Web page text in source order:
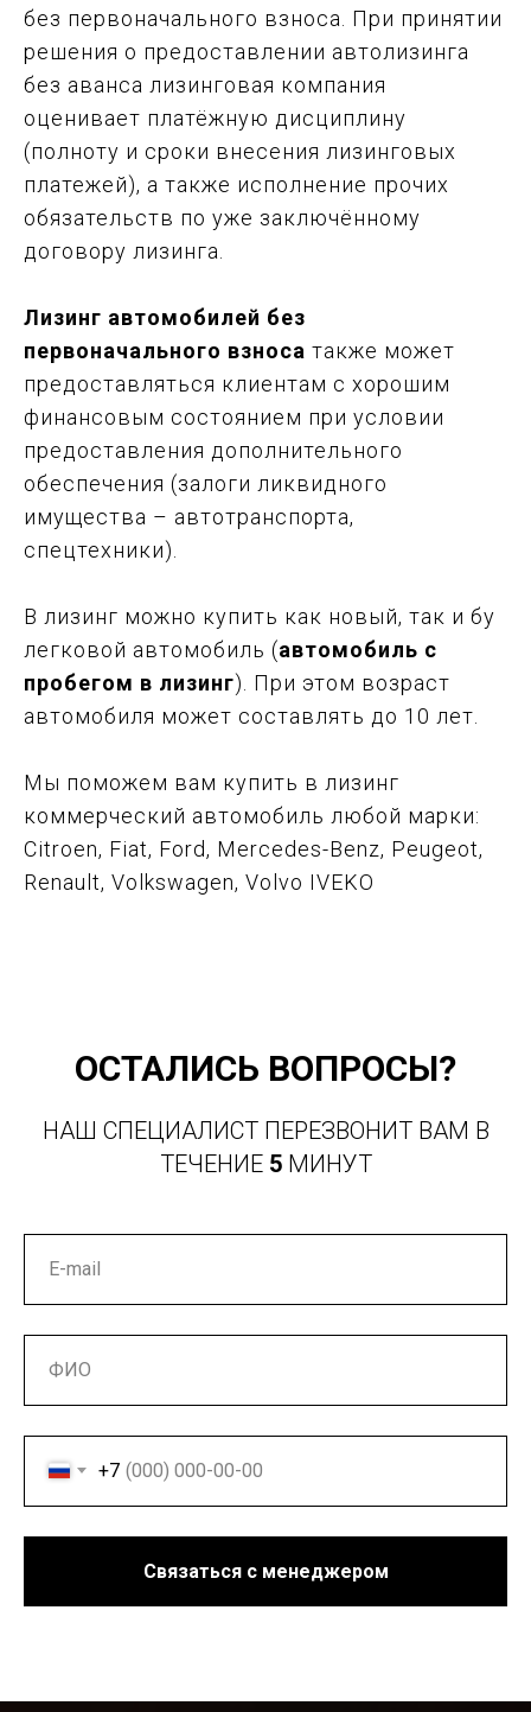
без первоначального взноса. При принятии
решения о предоставлении автолизинга
без аванса лизинговая компания
оценивает платёжную дисциплину
(полноту и сроки внесения лизинговых
платежей), а также исполнение прочих
обязательств по уже заключённому
договору лизинга.
Лизинг автомобилей без
первоначального взноса также может
предоставляться клиентам с хорошим
финансовым состоянием при условии
предоставления дополнительного
обеспечения (залоги ликвидного
имущества – автотранспорта,
спецтехники).
В лизинг можно купить как новый, так и бу
легковой автомобиль (автомобиль с
пробегом в лизинг). При этом возраст
автомобиля может составлять до 10 лет.
Мы поможем вам купить в лизинг
коммерческий автомобиль любой марки:
Citroen, Fiat, Ford, Mercedes-Benz, Peugeot,
Renault, Volkswagen, Volvo IVEKO
ОСТАЛИСЬ ВОПРОСЫ?
НАШ СПЕЦИАЛИСТ ПЕРЕЗВОНИТ ВАМ В
ТЕЧЕНИЕ 5МИНУТ
+7
Связаться с менеджером